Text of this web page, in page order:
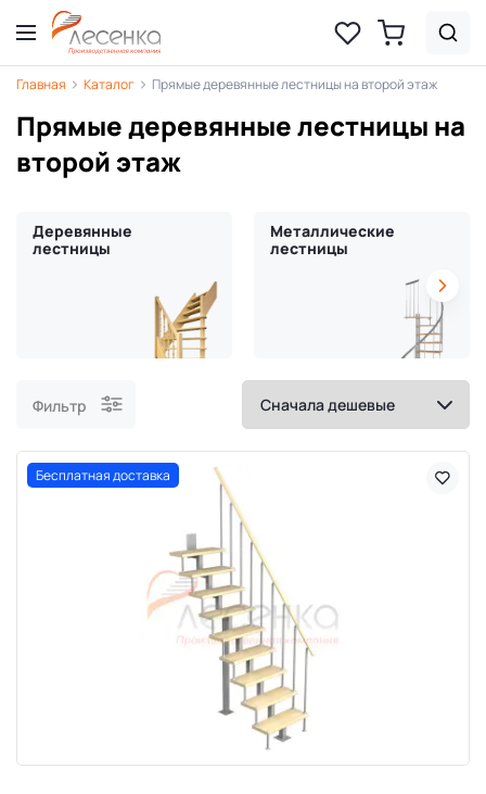
Главная Каталог Прямые деревянные лестницы на второй этаж
Прямые деревянные лестницы на
второй этаж
Деревянные
лестницы
Металлические
лестницы
Фильтр
Бесплатная доставка